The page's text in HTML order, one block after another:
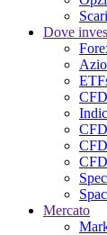
Dove
Mercato